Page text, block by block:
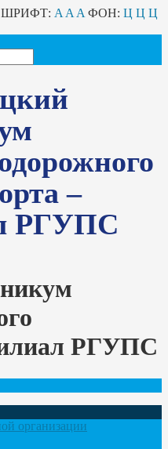
ШРИФТ: A A A ФОН: Ц Ц Ц
–
РГУПС
РГУПС
организации